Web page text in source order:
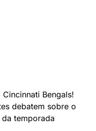
Bengals!
debatem sobre o
temporada